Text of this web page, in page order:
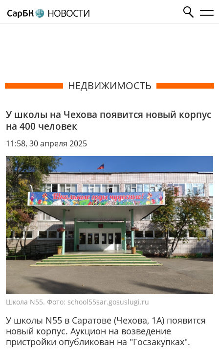
НОВОСТИ
НЕДВИЖИМОСТЬ
У школы на Чехова появится новый корпус
на 400 человек
11:58, 30 апреля 2025
Школа N55. Фото: school55sar.gosuslugi.ru
У школы N55 в Саратове (Чехова, 1А) появится
новый корпус. Аукцион на возведение
пристройки опубликован на "Госзакупках".